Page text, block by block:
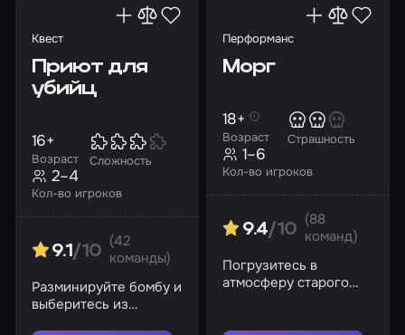
Квест
Приют для
убийц
Возраст
16+
Сложность
Кол-во игроков
2–4
9.1 /10
(42
команды)
Разминируйте бомбу и
выберитесь из
Перформанс
Морг
Возраст
18+
Страшность
Кол-во игроков
1–6
9.4/10
(88
команд)
Погрузитесь в
атмосферу старого